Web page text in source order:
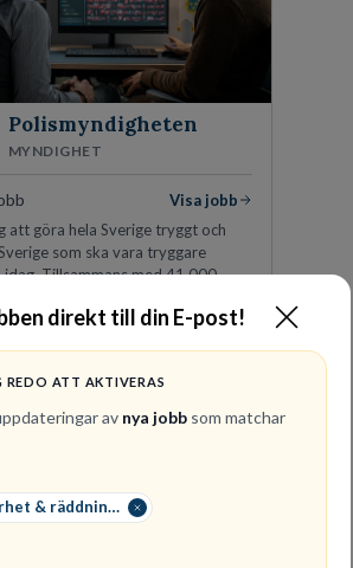
direkt till din E-post!
REDO ATT AKTIVERAS
av nya jobb som matchar
Försvar, säkerhet & räddningstjänst
vårt kontor i centrala Stockholm är
240 medarbetare.
Polismyndigheten
MYNDIGHET
Visa jobb
att göra hela Sverige tryggt och
som ska vara tryggare
idag. Tillsammans med 41 000
Besök profil